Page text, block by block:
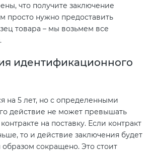
что получите заключение
просто нужно предоставить
товара – мы возьмем все
идентификационного
на 5 лет, но с определенными
действие не может превышать
на поставку. Если контракт
то и действие заключения будет
сокращено. Это стоит